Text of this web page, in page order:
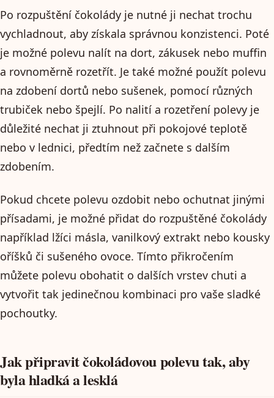
Po rozpuštění čokolády je nutné ji nechat trochu
vychladnout, aby získala správnou konzistenci. Poté
je možné polevu nalít na dort, zákusek nebo muffin
a rovnoměrně rozetřít. Je také možné použít polevu
na zdobení dortů nebo sušenek, pomocí různých
trubiček nebo špejlí. Po nalití a rozetření polevy je
důležité nechat ji ztuhnout při pokojové teplotě
nebo v lednici, předtím než začnete s dalším
zdobením.
Pokud chcete polevu ozdobit nebo ochutnat jinými
přísadami, je možné přidat do rozpuštěné čokolády
například lžíci másla, vanilkový extrakt nebo kousky
oříšků či sušeného ovoce. Tímto přikročením
můžete polevu obohatit o dalších vrstev chuti a
vytvořit tak jedinečnou kombinaci pro vaše sladké
pochoutky.
Jak připravit čokoládovou polevu tak, aby
byla hladká a lesklá